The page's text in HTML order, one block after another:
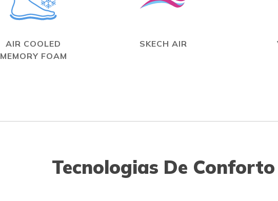
AIR COOLED
MEMORY FOAM
SKECH AIR
Tecnologias De Conforto